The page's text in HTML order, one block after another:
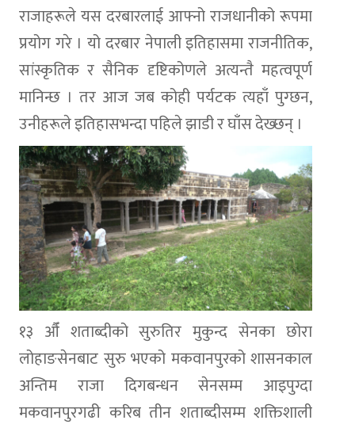
राजाहरूले यस दरबारलाई आफ्नो राजधानीको रूपमा
प्रयोग गरे । यो दरबार नेपाली इतिहासमा राजनीतिक,
सांस्कृतिक र सैनिक दृष्टिकोणले अत्यन्तै महत्वपूर्ण
मानिन्छ । तर आज जब कोही पर्यटक त्यहाँ पुग्छन,
उनीहरूले इतिहासभन्दा पहिले झाडी र घाँस देख्छन् ।
१३ औँ शताब्दीको सुरुतिर मुकुन्द सेनका छोरा
लोहाङसेनबाट सुरु भएको मकवानपुरको शासनकाल
अन्तिम राजा दिगबन्धन सेनसम्म आइपुग्दा
मकवानपुरगढी करिब तीन शताब्दीसम्म शक्तिशाली